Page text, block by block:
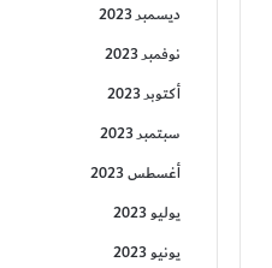
ديسمبر 2023
نوفمبر 2023
أكتوبر 2023
سبتمبر 2023
أغسطس 2023
يوليو 2023
يونيو 2023